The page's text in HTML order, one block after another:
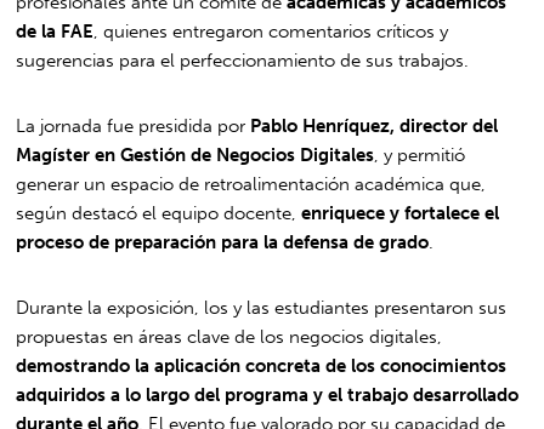
de la FAE , quienes entregaron comentarios críticos y
sugerencias para el perfeccionamiento de sus trabajos.
La jornada fue presidida por Pablo Henríquez, director del
Magíster en Gestión de Negocios Digitales , y permitió
generar un espacio de retroalimentación académica que,
según destacó el equipo docente,enriquece y fortalece el
proceso de preparación para la defensa de grado
Durante la exposición, los y las estudiantes presentaron sus
propuestas en áreas clave de los negocios digitales,
demostrando la aplicación concreta de los conocimientos
adquiridos a lo largo del programa y el trabajo desarrollado
durante el año . El evento fue valorado por su capacidad de